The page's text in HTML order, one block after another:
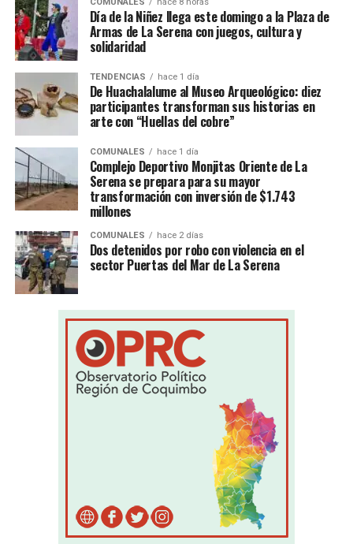
COMUNALES hace 8 horas
Día de la Niñez llega este domingo a la Plaza de
Armas de La Serena con juegos, cultura y
solidaridad
TENDENCIAS hace 1 día
De Huachalalume al Museo Arqueológico: diez
participantes transforman sus historias en
arte con “Huellas del cobre”
COMUNALES hace 1 día
Complejo Deportivo Monjitas Oriente de La
Serena se prepara para su mayor
transformación con inversión de $1.743
millones
COMUNALES hace 2 días
Dos detenidos por robo con violencia en el
sector Puertas del Mar de La Serena